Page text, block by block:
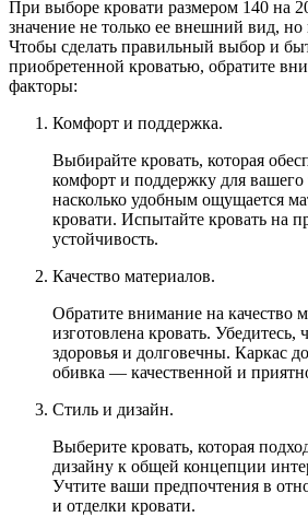
При выборе кровати размером 140 на
значение не только ее внешний вид, но
Чтобы сделать правильный выбор и
приобретенной кроватью, обратите
факторы:
Комфорт и поддержка.
Выбирайте кровать, которая
комфорт и поддержку для вашего
насколько удобным ощущается
кровати. Испытайте кровать на
устойчивость.
Качество материалов.
Обратите внимание на качество
изготовлена кровать. Убедитесь,
здоровья и долговечны. Каркас
обивка — качественной и
Стиль и дизайн.
Выберите кровать, которая
дизайну к общей концепции
Учтите ваши предпочтения в
и отделки кровати.